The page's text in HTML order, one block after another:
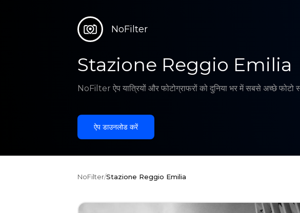
NoFilter
Stazione Reggio Emilia
NoFilter ऐप यात्रियों और फोटोग्राफरों को दुनिया भर में सबसे अच्छे फोटो
ऐप डाउनलोड करें
NoFilter/Stazione Reggio Emilia